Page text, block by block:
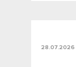
28.07.2026